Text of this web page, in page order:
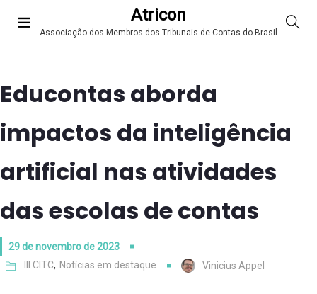
Atricon
Associação dos Membros dos Tribunais de Contas do Brasil
Educontas aborda
impactos da inteligência
artificial nas atividades
das escolas de contas
29 de novembro de 2023
III CITC, Notícias em destaque Vinicius Appel